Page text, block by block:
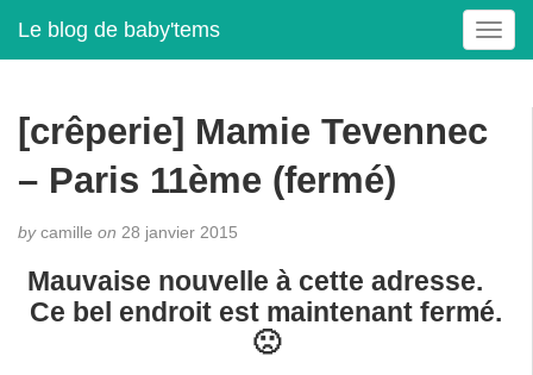
Le blog de baby'tems
T
o
l
a
[crêperie] Mamie Tevennec
– Paris 11ème (fermé)
bycamille on 28 janvier 2015
Mauvaise nouvelle à cette adresse.
Ce bel endroit est maintenant fermé.
🙁